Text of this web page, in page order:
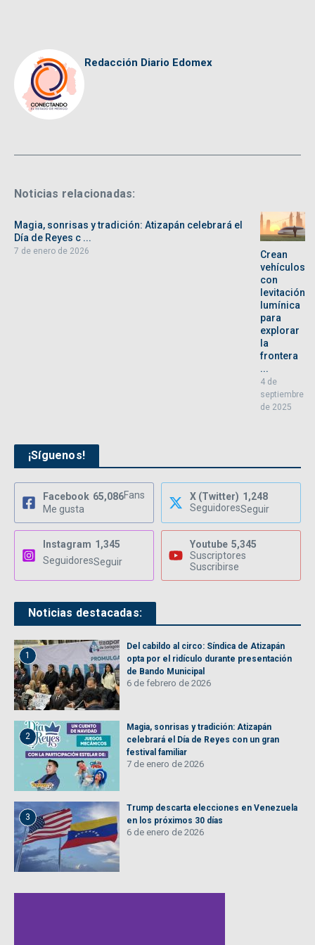
Redacción Diario Edomex
Noticias relacionadas:
Magia, sonrisas y tradición: Atizapán celebrará el
Día de Reyes c ...
7 de enero de 2026
Crean
vehículos
con
levitación
lumínica
para
explorar
la
frontera
...
4 de
septiembre
de 2025
¡Síguenos!
Facebook 65,086Fans
Me gusta
X (Twitter) 1,248
SeguidoresSeguir
Instagram 1,345
SeguidoresSeguir
Youtube 5,345
Suscriptores
Suscribirse
Noticias destacadas:
1
Del cabildo al circo: Síndica de Atizapán
opta por el ridículo durante presentación
de Bando Municipal
6 de febrero de 2026
2
Magia, sonrisas y tradición: Atizapán
celebrará el Día de Reyes con un gran
festival familiar
7 de enero de 2026
3
Trump descarta elecciones en Venezuela
en los próximos 30 días
6 de enero de 2026